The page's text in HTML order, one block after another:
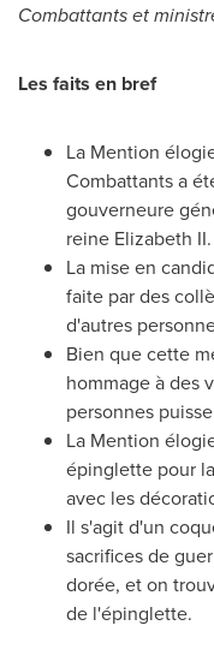
Combattants et
Les faits en bref
La Mention
Combattants a
gouverneure
reine Elizabeth II.
La mise en
faite par des
d'autres
Bien que cette
hommage à des
personnes
La Mention
épinglette pour
avec les
Il s'agit d'un
sacrifices de
dorée, et on
de l'épinglette.